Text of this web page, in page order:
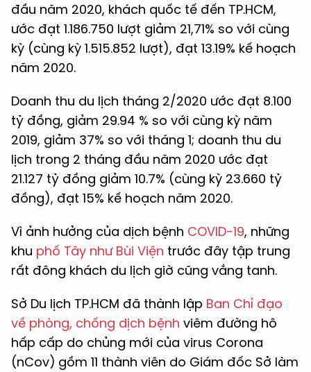
đầu năm 2020, khách quốc tế đến TP.HCM,
ước đạt 1.186.750 lượt giảm 21,71% so với cùng
kỳ (cùng kỳ 1.515.852 lượt), đạt 13.19% kế hoạch
năm 2020.
Doanh thu du lịch tháng 2/2020 ước đạt 8.100
tỷ đồng, giảm 29.94 % so với cùng kỳ năm
2019, giảm 37% so với tháng 1; doanh thu du
lịch trong 2 tháng đầu năm 2020 ước đạt
21.127 tỷ đồng giảm 10.7% (cùng kỳ 23.660 tỷ
đồng), đạt 15% kế hoạch năm 2020.
Vì ảnh hưởng của dịch bệnh COVID-19, những
khu phố Tây như Bùi Viện trước đây tập trung
rất đông khách du lịch giờ cũng vắng tanh.
Sở Du lịch TP.HCM đã thành lập Ban Chỉ đạo
về phòng, chống dịch bệnh viêm đường hô
hấp cấp do chủng mới của virus Corona
(nCov) gồm 11 thành viên do Giám đốc Sở làm